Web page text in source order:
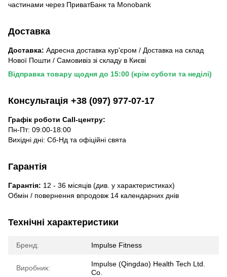
частинами через ПриватБанк та Monobank
Доставка
Доставка: Адресна доставка кур'єром / Доставка на склад
Нової Пошти / Самовивіз зі складу в Києві
Відправка товару щодня до 15:00 (крім суботи та неділі)
Консультація +38 (097) 977-07-17
Графік роботи Call-центру:
Пн-Пт: 09:00-18:00
Вихідні дні: Сб-Нд та офіційні свята
Гарантія
Гарантія: 12 - 36 місяців (див. у характеристиках)
Обмін / повернення впродовж 14 календарних днів
Технічні характеристики
Бренд: Impulse Fitness
Виробник:
Impulse (Qingdao) Health Tech Ltd.
Co.